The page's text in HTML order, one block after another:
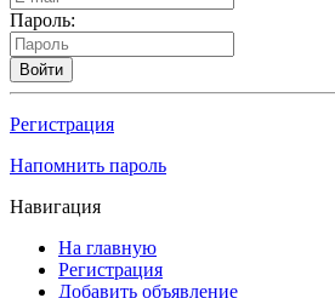
Пароль:
Войти
Регистрация
Напомнить пароль
Навигация
На главную
Регистрация
Добавить объявление